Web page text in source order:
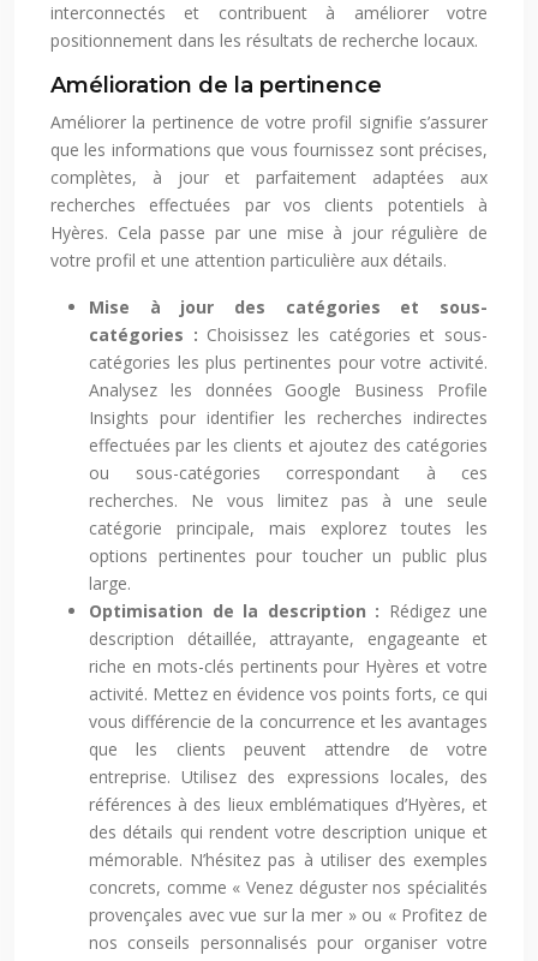
interconnectés et contribuent à améliorer votre
positionnement dans les résultats de recherche locaux.
Amélioration de la pertinence
Améliorer la pertinence de votre profil signifie s’assurer
que les informations que vous fournissez sont précises,
complètes, à jour et parfaitement adaptées aux
recherches effectuées par vos clients potentiels à
Hyères. Cela passe par une mise à jour régulière de
votre profil et une attention particulière aux détails.
Mise à jour des catégories et sous-
catégories : Choisissez les catégories et sous-
catégories les plus pertinentes pour votre activité.
Analysez les données Google Business Profile
Insights pour identifier les recherches indirectes
effectuées par les clients et ajoutez des catégories
ou sous-catégories correspondant à ces
recherches. Ne vous limitez pas à une seule
catégorie principale, mais explorez toutes les
options pertinentes pour toucher un public plus
large.
Optimisation de la description : Rédigez une
description détaillée, attrayante, engageante et
riche en mots-clés pertinents pour Hyères et votre
activité. Mettez en évidence vos points forts, ce qui
vous différencie de la concurrence et les avantages
que les clients peuvent attendre de votre
entreprise. Utilisez des expressions locales, des
références à des lieux emblématiques d’Hyères, et
des détails qui rendent votre description unique et
mémorable. N’hésitez pas à utiliser des exemples
concrets, comme « Venez déguster nos spécialités
provençales avec vue sur la mer » ou « Profitez de
nos conseils personnalisés pour organiser votre